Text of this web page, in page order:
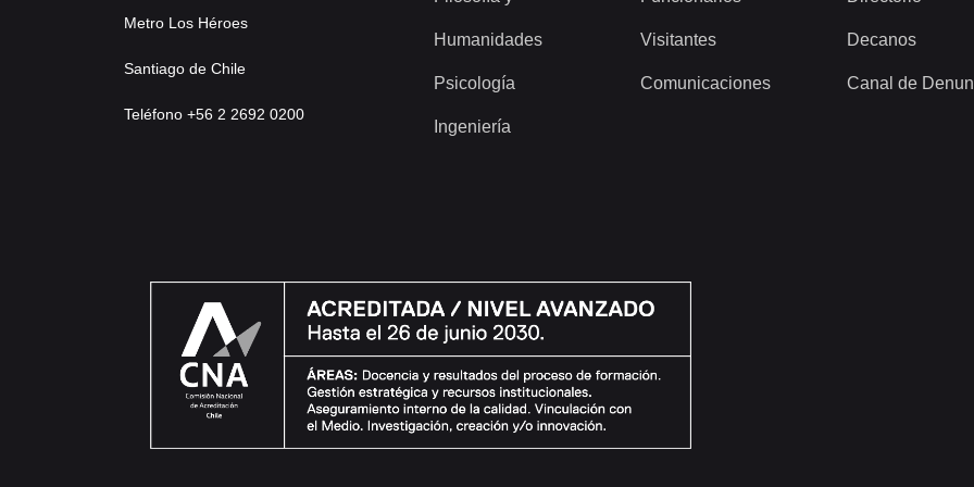
Metro Los Héroes
Santiago de Chile
Teléfono +56 2 2692 0200
Humanidades
Psicología
Ingeniería
Visitantes
Comunicaciones
Decanos
Canal de